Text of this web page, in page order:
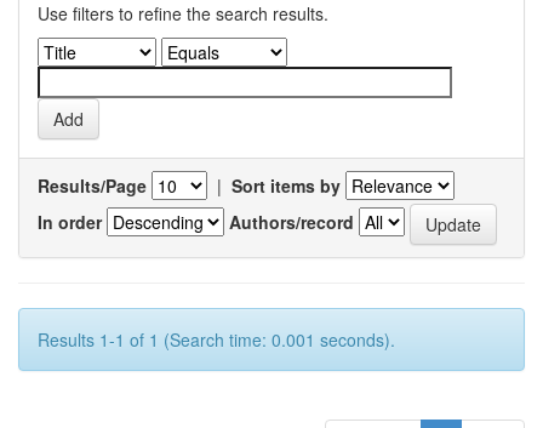
Use filters to refine the search results.
Results/Page | Sort items by
In order
Authors/record
Results 1-1 of 1 (Search time: 0.001 seconds).